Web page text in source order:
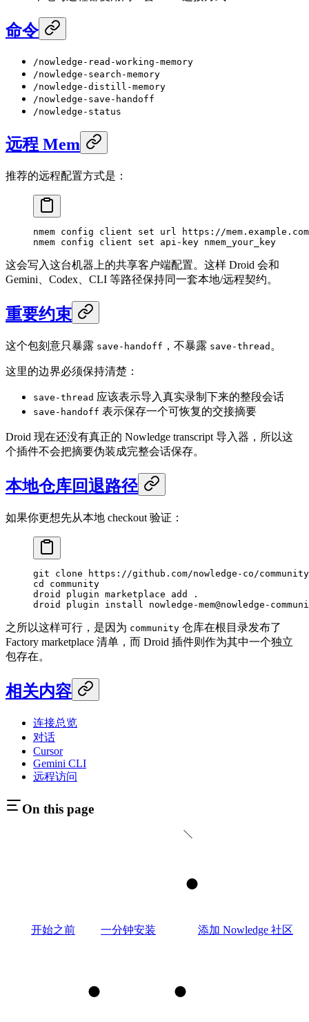
命令
/nowledge-read-working-memory
/nowledge-search-memory
/nowledge-distill-memory
/nowledge-save-handoff
/nowledge-status
远程 Mem
推荐的远程配置方式是：
nmem config client set url https://mem.example.com
nmem config client set api-key nmem_your_key
这会写入这台机器上的共享客户端配置。这样 Droid 会和
Gemini、Codex、CLI 等路径保持同一套本地/远程契约。
重要约束
这个包刻意只暴露 save-handoff ，不暴露 save-thread 。
这里的边界必须保持清楚：
save-thread 应该表示导入真实录制下来的整段会话
save-handoff 表示保存一个可恢复的交接摘要
Droid 现在还没有真正的 Nowledge transcript 导入器，所以这
个插件不会把摘要伪装成完整会话保存。
本地仓库回退路径
如果你更想先从本地 checkout 验证：
git clone https://github.com/nowledge-co/
cd
community
droid
plugin marketplace add
.
droid
plugin install nowledge-mem@nowledge-
之所以这样可行，是因为 community 仓库在根目录发布了
Factory marketplace 清单，而 Droid 插件则作为其中一个独立
包存在。
相关内容
连接总览
对话
Cursor
Gemini CLI
远程访问
On this page
开始之前 一分钟安装 添加 Nowledge 社区